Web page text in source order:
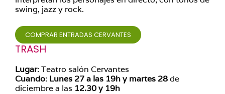
swing, jazz y rock.
COMPRAR ENTRADAS CERVANTES
TRASH
Lugar: Teatro salón Cervantes
Cuando: Lunes 27 a las 19h y martes 28de
diciembre a las 12.30 y 19h